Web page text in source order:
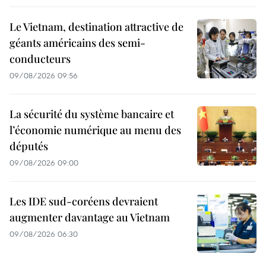
Le Vietnam, destination attractive de
géants américains des semi-
conducteurs
09/08/2026 09:56
La sécurité du système bancaire et
l’économie numérique au menu des
députés
09/08/2026 09:00
Les IDE sud-coréens devraient
augmenter davantage au Vietnam
09/08/2026 06:30